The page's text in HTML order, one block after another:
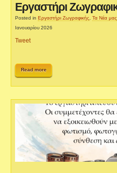
Εργαστήρι
Posted inΕργαστήρι Ζωγραφικής ,Τα Νέα μας
Ιανουαρίου 2026
Tweet
Read more